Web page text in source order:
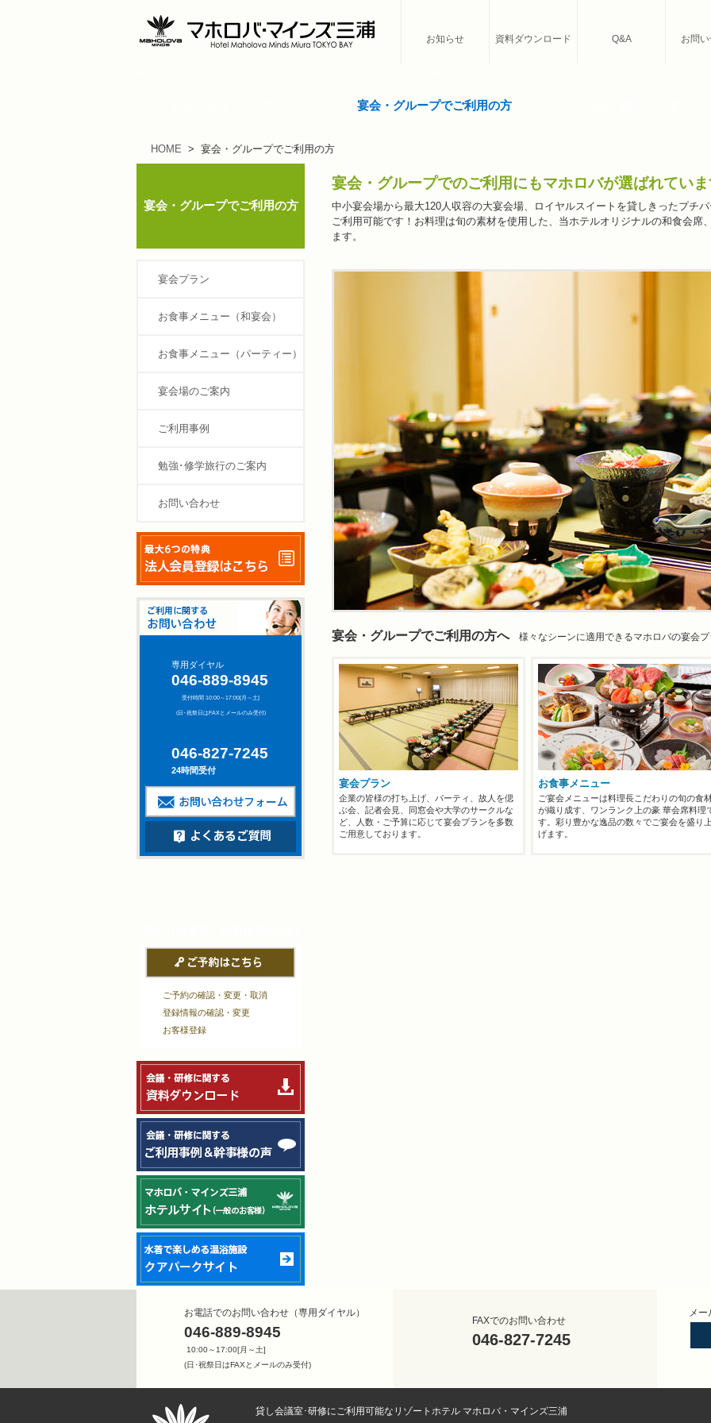
お問
Q&A
資料ダウンロード
お知らせ
宴会・グループでご利用の方
HOME > 宴会・グループでご利用の方
宴会・グループでご利用の方
宴会プラン
お食事メニュー（和宴会）
お食事メニュー（パーティー）
宴会場のご案内
ご利用事例
勉強･修学旅行のご案内
お問い合わせ
専用ダイヤル
046-889-8945
受付時間 10:00～17:00[月～土]
(日･祝祭日はFAXとメールのみ受付)
046-827-7245
24時間受付
ご予約の確認・変更・取消
登録情報の確認・変更
お客様登録
宴会・グループでのご利用にもマホロバが選ばれてい
中小宴会場から最大120人収容の大宴会場、ロイヤルスイートを貸しきったプチ
ご利用可能です！お料理は旬の素材を使用した、当ホテルオリジナルの和食会席
ます。
宴会・グループでご利用の方へ 様々なシーンに適用できるマホロバの宴会
宴会プラン
企業の皆様の打ち上げ、パーティ、故人を偲
ぶ会、記者会見、同窓会や大学のサークルな
ど、人数・ご予算に応じて宴会プランを多数
ご用意しております。
お食事メニュー
ご宴会メニューは料理長こだわりの旬の食
が織り成す、ワンランク上の豪 華会席料理
す。彩り豊かな逸品の数々でご宴会を盛り
げます。
お電話でのお問い合わせ（専用ダイヤル）
046-889-8945
10:00～17:00[月～土]
(日･祝祭日はFAXとメールのみ受付)
FAXでのお問い合わせ
046-827-7245
メ
貸し会議室･研修にご利用可能なリゾートホテル マホロバ・マインズ三浦